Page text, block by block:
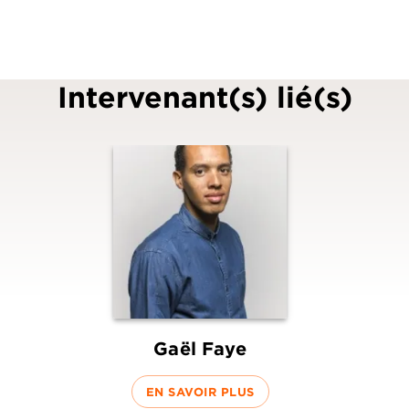
Intervenant(s) lié(s)
Gaël Faye
EN SAVOIR PLUS